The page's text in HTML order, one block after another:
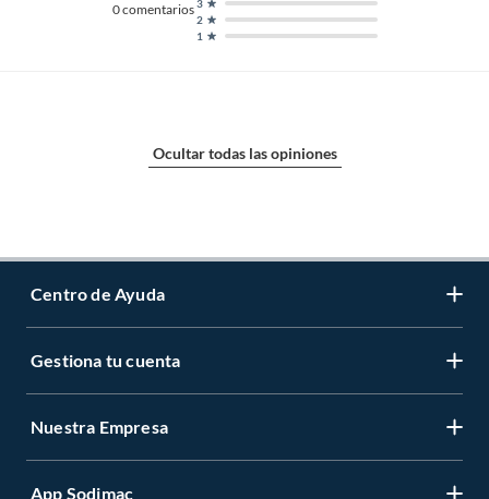
0comentarios
1
2
3
Ocultar todas las opiniones
Centro de Ayuda
Servicio al Cliente
Venta a empresas
Gestiona tu cuenta
Gestiona tu cuenta
Nuestra Empresa
Nuestras tiendas
App Sodimac